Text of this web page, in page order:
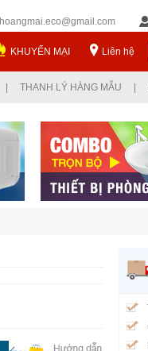
hoangmai.eco@gmail.com
KHUYẾN MẠI Liên hệ
THANH LÝ HÀNG MẪU